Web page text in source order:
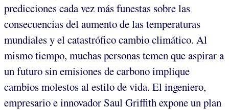
predicciones cada vez más funestas sobre las
consecuencias del aumento de las temperaturas
mundiales y el catastrófico cambio climático. Al
mismo tiempo, muchas personas temen que aspirar a
un futuro sin emisiones de carbono implique
cambios molestos al estilo de vida. El ingeniero,
empresario e innovador Saul Griffith expone un plan